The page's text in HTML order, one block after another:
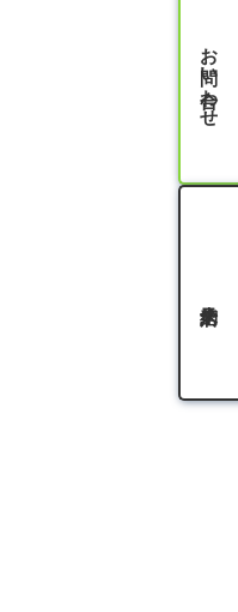
お問い合わせ